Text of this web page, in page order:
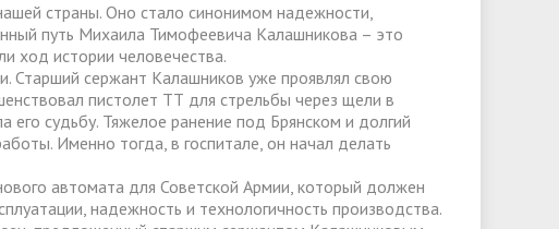
инфекции и организации
дистанционного обучения
страны. Оно стало синонимом надежности,
путь Михаила Тимофеевича Калашникова – это
ход истории человечества.
Старший сержант Калашников уже проявлял свою
пистолет ТТ для стрельбы через щели в
судьбу. Тяжелое ранение под Брянском и долгий
Именно тогда, в госпитале, он начал делать
автомата для Советской Армии, который должен
надежность и технологичность производства.